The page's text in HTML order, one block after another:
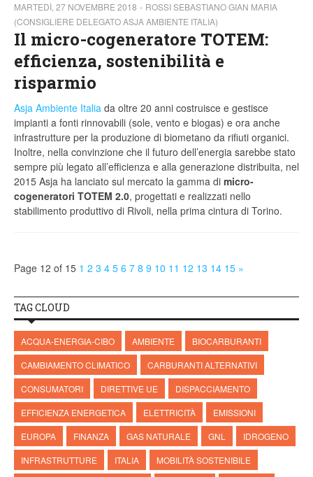
MARTEDÌ, 27 NOVEMBRE 2018
ROSSI SEBASTIANO GIAN MARIA
(CONSIGLIERE DELEGATO ASJA AMBIENTE ITALIA)
Il micro-cogeneratore TOTEM:
efficienza, sostenibilità e
risparmio
Asja Ambiente Italia da oltre 20 anni costruisce e gestisce
impianti a fonti rinnovabili (sole, vento e biogas) e ora anche
infrastrutture per la produzione di biometano da rifiuti organici.
Inoltre, nella convinzione che il futuro dell’energia sarebbe stato
sempre più legato all’efficienza e alla generazione distribuita, nel
2015 Asja ha lanciato sul mercato la gamma di micro-
cogeneratori TOTEM 2.0, progettati e realizzati nello
stabilimento produttivo di Rivoli, nella prima cintura di Torino.
Page 12 of 15 1 2 3 4 5 6 7 8 9 10 11 12 13 14 15 »
TAG CLOUD
ACQUA-ENERGIA-CIBO AMBIENTE
BIOCARBURANTI
CAMBIAMENTO CLIMATICO
CARBURANTI ALTERNATIVI
CONSUMATORI
DIRETTIVE UE
DISPACCIAMENTO
EFFICIENZA ENERGETICA
ELETTRICITÀ
EMISSIONI
EUROPA
FINANZA GAS NATURALE GNL
IDROGENO
INFRASTRUTTURE
ITALIA
MOBILITÀ SOSTENIBILE